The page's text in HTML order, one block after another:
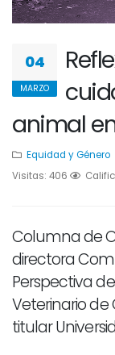
04
MARZO
animal
Equidad y Género
Visitas: 4061 2 3
Columna de
directora
Perspectiva
Veterinario
titular